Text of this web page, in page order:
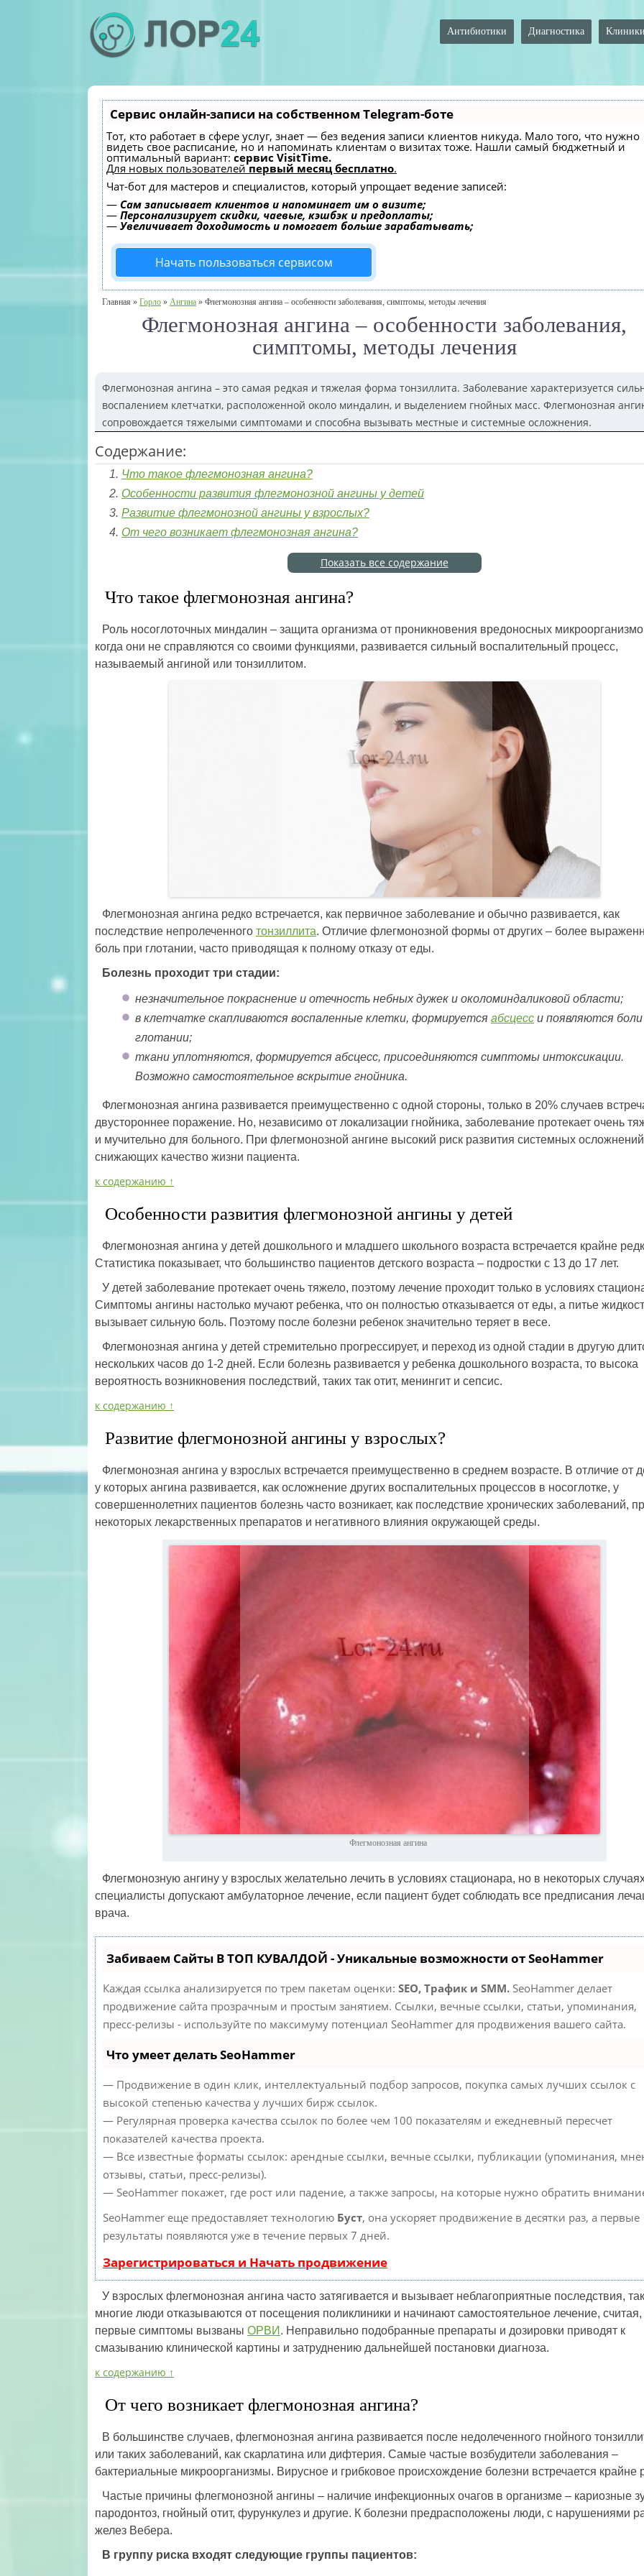
Диагностика
Антибиотики
Сервис онлайн-записи на собственном Telegram-боте
Тот, кто работает в сфере услуг, знает — без ведения записи клиентов никуда. Мало того, что нужно
видеть свое расписание, но и напоминать клиентам о визитах тоже. Нашли самый бюджетный и
оптимальный вариант: сервис VisitTime.
Для новых пользователейпервый месяц бесплатно.
Чат-бот для мастеров и специалистов, который упрощает ведение записей:
— Сам записывает клиентов и напоминает им о визите;
— Персонализирует скидки, чаевые, кэшбэк и предоплаты;
— Увеличивает доходимость и помогает больше зарабатывать;
Начать пользоваться сервисом
Главная » Горло » Ангина » Флегмонозная ангина – особенности заболевания, симптомы, методы лечения
Флегмонозная ангина – особенности заболевания,
симптомы, методы лечения
Флегмонозная ангина – это самая редкая и тяжелая форма тонзиллита. Заболевание характеризуется
воспалением клетчатки, расположенной около миндалин, и выделением гнойных масс. Флегмонозная
сопровождается тяжелыми симптомами и способна вызывать местные и системные осложнения.
Содержание:
Что такое флегмонозная ангина?
Особенности развития флегмонозной ангины у детей
Развитие флегмонозной ангины у взрослых?
От чего возникает флегмонозная ангина?
Показать все содержание
Что такое флегмонозная ангина?
Роль носоглоточных миндалин – защита организма от проникновения вредоносных
когда они не справляются со своими функциями, развивается сильный воспалительный процесс,
называемый ангиной или тонзиллитом.
Флегмонозная ангина редко встречается, как первичное заболевание и обычно развивается, как
последствие непролеченного тонзиллита. Отличие флегмонозной формы от других – более
боль при глотании, часто приводящая к полному отказу от еды.
Болезнь проходит три стадии:
незначительное покраснение и отечность небных дужек и околоминдаликовой области;
в клетчатке скапливаются воспаленные клетки, формируется абсцесс и появляются
глотании;
ткани уплотняются, формируется абсцесс, присоединяются симптомы интоксикации.
Возможно самостоятельное вскрытие гнойника.
Флегмонозная ангина развивается преимущественно с одной стороны, только в 20% случаев
двустороннее поражение. Но, независимо от локализации гнойника, заболевание протекает очень
и мучительно для больного. При флегмонозной ангине высокий риск развития системных
снижающих качество жизни пациента.
к содержанию ↑
Особенности развития флегмонозной ангины у детей
Флегмонозная ангина у детей дошкольного и младшего школьного возраста встречается крайне
Статистика показывает, что большинство пациентов детского возраста – подростки с 13 до 17 лет.
У детей заболевание протекает очень тяжело, поэтому лечение проходит только в условиях
Симптомы ангины настолько мучают ребенка, что он полностью отказывается от еды, а питье
вызывает сильную боль. Поэтому после болезни ребенок значительно теряет в весе.
Флегмонозная ангина у детей стремительно прогрессирует, и переход из одной стадии в другую
нескольких часов до 1-2 дней. Если болезнь развивается у ребенка дошкольного возраста, то высока
вероятность возникновения последствий, таких так отит, менингит и сепсис.
к содержанию ↑
Развитие флегмонозной ангины у взрослых?
Флегмонозная ангина у взрослых встречается преимущественно в среднем возрасте. В отличие от
у которых ангина развивается, как осложнение других воспалительных процессов в носоглотке, у
совершеннолетних пациентов болезнь часто возникает, как последствие хронических заболеваний,
некоторых лекарственных препаратов и негативного влияния окружающей среды.
Флегмонозная ангина
Флегмонозную ангину у взрослых желательно лечить в условиях стационара, но в некоторых
специалисты допускают амбулаторное лечение, если пациент будет соблюдать все предписания
врача.
Забиваем Сайты В ТОП КУВАЛДОЙ - Уникальные возможности от SeoHammer
Каждая ссылка анализируется по трем пакетам оценки: SEO, Трафик и SMM. SeoHammer делает
продвижение сайта прозрачным и простым занятием. Ссылки, вечные ссылки, статьи, упоминания,
пресс-релизы - используйте по максимуму потенциал SeoHammer для продвижения вашего сайта.
Что умеет делать SeoHammer
— Продвижение в один клик, интеллектуальный подбор запросов, покупка самых лучших ссылок с
высокой степенью качества у лучших бирж ссылок.
— Регулярная проверка качества ссылок по более чем 100 показателям и ежедневный пересчет
показателей качества проекта.
— Все известные форматы ссылок: арендные ссылки, вечные ссылки, публикации (упоминания,
отзывы, статьи, пресс-релизы).
— SeoHammer покажет, где рост или падение, а также запросы, на которые нужно обратить
SeoHammer еще предоставляет технологию Буст, она ускоряет продвижение в десятки раз, а первые
результаты появляются уже в течение первых 7 дней.
Зарегистрироваться и Начать продвижение
У взрослых флегмонозная ангина часто затягивается и вызывает неблагоприятные последствия,
многие люди отказываются от посещения поликлиники и начинают самостоятельное лечение, считая,
первые симптомы вызваны ОРВИ . Неправильно подобранные препараты и дозировки приводят к
смазыванию клинической картины и затруднению дальнейшей постановки диагноза.
к содержанию ↑
От чего возникает флегмонозная ангина?
В большинстве случаев, флегмонозная ангина развивается после недолеченного гнойного
или таких заболеваний, как скарлатина или дифтерия. Самые частые возбудители заболевания –
бактериальные микроорганизмы. Вирусное и грибковое происхождение болезни встречается крайне
Частые причины флегмонозной ангины – наличие инфекционных очагов в организме – кариозные
пародонтоз, гнойный отит, фурункулез и другие. К болезни предрасположены люди, с нарушениями
желез Вебера.
В группу риска входят следующие группы пациентов: